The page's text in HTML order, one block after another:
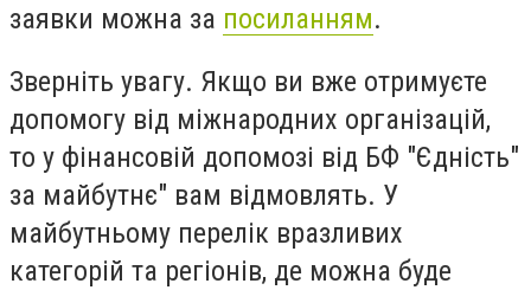
заявки можна за посиланням.
Зверніть увагу. Якщо ви вже отримуєте
допомогу від міжнародних організацій,
то у фінансовій допомозі від БФ "Єдність"
за майбутнє" вам відмовлять. У
майбутньому перелік вразливих
категорій та регіонів, де можна буде